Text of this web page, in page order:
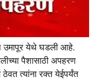
उमापूर येथे घडली आहे.
पैशासाठी अपहरण
त्यांना रक्त येईपर्यंत